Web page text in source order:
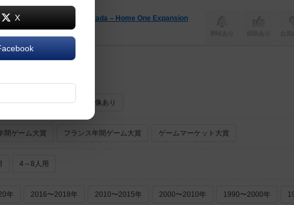
張パック（Star Wars: Armada – Home One Expansion
お
り レビューあり 画像あり
間ゲーム大賞 フランス年間ゲーム大賞 ゲームマーケット大賞
4～8人用
年 2016〜2018年 2010〜2015年 2000〜2010年 1990〜2000年
X